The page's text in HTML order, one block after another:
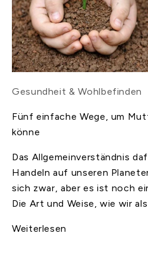
Gesundheit & Wohlbefinden
Fünf einfache Wege, um
könne
Das Allgemeinverständnis
Handeln auf unseren
sich zwar, aber es ist noch
Die Art und Weise, wie wir
Weiterlesen